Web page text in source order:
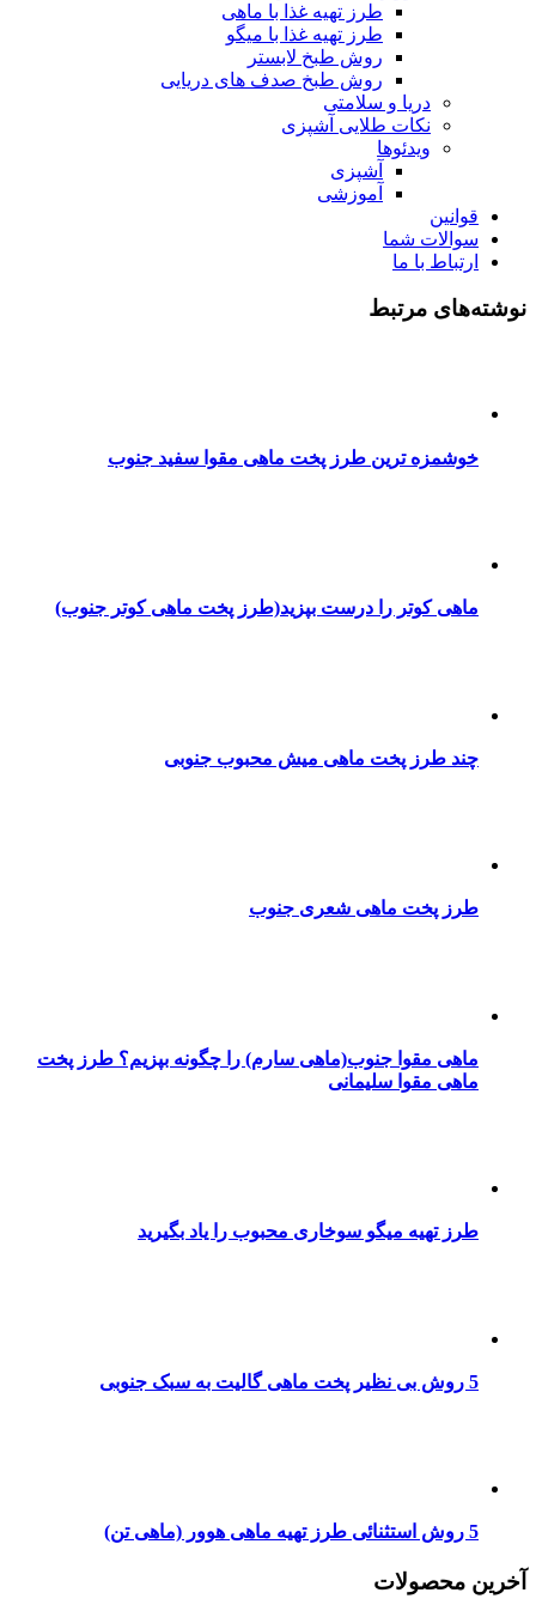
طرز تهیه غذا با ماهی
طرز تهیه غذا با میگو
روش طبخ لابستر
روش طبخ صدف های دریایی
دریا و سلامتی
نکات طلایی آشپزی
ویدئوها
آشپزی
آموزشی
قوانین
سوالات شما
ارتباط با ما
نوشته‌های مرتبط
خوشمزه ترین طرز پخت ماهی مقوا سفید جنوب
ماهی کوتر را درست بپزید(طرز پخت ماهی کوتر جنوب)
چند طرز پخت ماهی میش محبوب جنوبی
طرز پخت ماهی شعری جنوب
ماهی مقوا جنوب(ماهی سارم) را چگونه بپزیم؟ طرز پخت
ماهی مقوا سلیمانی
طرز تهیه میگو سوخاری محبوب را یاد بگیرید
5 روش بی نظیر پخت ماهی گالیت به سبک جنوبی
5 روش استثنائی طرز تهیه ماهی هوور (ماهی تن)
آخرین محصولات